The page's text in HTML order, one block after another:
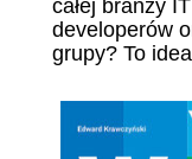
całej branży
developerów
grupy? To